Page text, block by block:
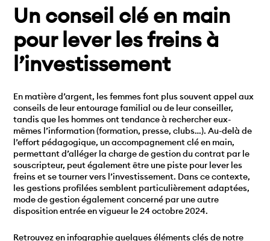
Un conseil clé en main
pour lever les freins à
l’investissement
En matière d’argent, les femmes font plus souvent appel aux
conseils de leur entourage familial ou de leur conseiller,
tandis que les hommes ont tendance à rechercher eux-
mêmes l’information (formation, presse, clubs…). Au-delà de
l’effort pédagogique, un accompagnement clé en main,
permettant d’alléger la charge de gestion du contrat par le
souscripteur, peut également être une piste pour lever les
freins et se tourner vers l’investissement. Dans ce contexte,
les gestions profilées semblent particulièrement adaptées,
mode de gestion également concerné par une autre
disposition entrée en vigueur le 24 octobre 2024.
Retrouvez en infographie quelques éléments clés de notre